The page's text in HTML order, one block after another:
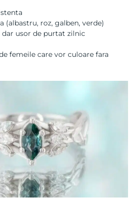
(albastru, roz, galben, verde)
usor de purtat zilnic
femeile care vor culoare fara